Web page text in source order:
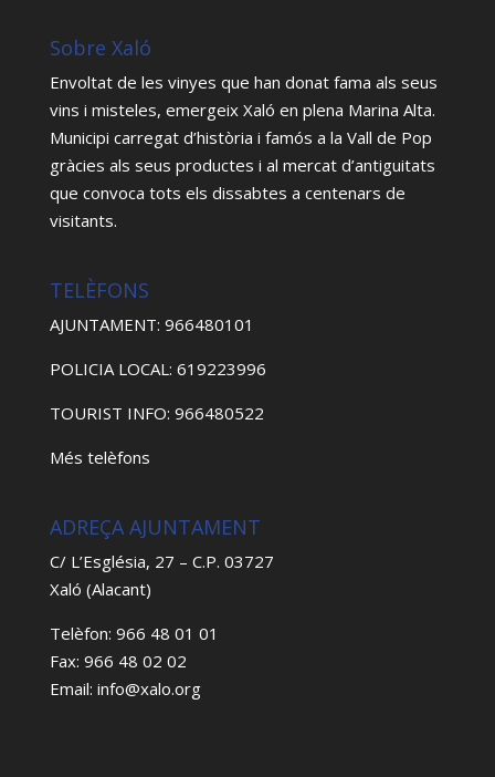
Sobre Xaló
Envoltat de les vinyes que han donat fama als seus
vins i misteles, emergeix Xaló en plena Marina Alta.
Municipi carregat d’història i famós a la Vall de Pop
gràcies als seus productes i al mercat d’antiguitats
que convoca tots els dissabtes a centenars de
visitants.
TELÈFONS
AJUNTAMENT: 966480101
POLICIA LOCAL: 619223996
TOURIST INFO: 966480522
Més telèfons
ADREÇA AJUNTAMENT
C/ L’Església, 27 – C.P. 03727
Xaló (Alacant)
Telèfon: 966 48 01 01
Fax: 966 48 02 02
Email: info@xalo.org